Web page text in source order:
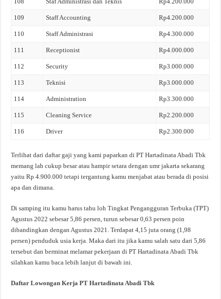
109 Staff Accounting Rp4.200.000
110 Staff Administrasi Rp4.300.000
111 Receptionist Rp4.000.000
112 Security Rp3.000.000
113 Teknisi Rp3.000.000
114 Administration Rp3.300.000
115 Cleaning Service Rp2.200.000
116 Driver Rp2.300.000
Terlihat dari daftar gaji yang kami paparkan di PT Hartadinata Abadi Tbk
memang lah cukup besar atau hampir setara dengan umr jakarta sekarang
yaitu Rp 4.900.000 tetapi tergantung kamu menjabat atau berada di posisi
apa dan dimana.
Di samping itu kamu harus tahu loh Tingkat Pengangguran Terbuka (TPT)
Agustus 2022 sebesar 5,86 persen, turun sebesar 0,63 persen poin
dibandingkan dengan Agustus 2021. Terdapat 4,15 juta orang (1,98
persen) penduduk usia kerja. Maka dari itu jika kamu salah satu dari 5,86
tersebut dan berminat melamar pekerjaan di PT Hartadinata Abadi Tbk
silahkan kamu baca lebih lanjut di bawah ini.
Daftar Lowongan Kerja PT Hartadinata Abadi Tbk